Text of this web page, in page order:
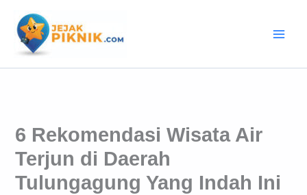
konten
6 Rekomendasi Wisata Air
Terjun di Daerah
Tulungagung Yang Indah Ini